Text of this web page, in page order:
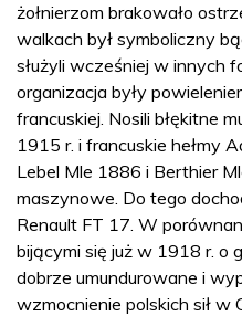
żołnierzom brakowało
walkach był symboliczny
służyli wcześniej w innych
organizacja były
francuskiej. Nosili błękitne
1915 r. i francuskie hełmy
Lebel Mle 1886 i Berthier
maszynowe. Do tego
Renault FT 17. W
bijącymi się już w 1918 r. o
dobrze umundurowane i
wzmocnienie polskich sił w